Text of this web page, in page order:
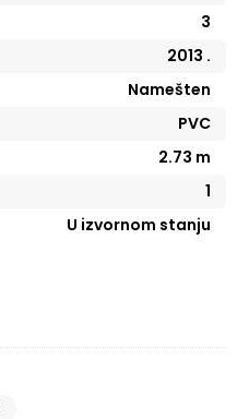
3
2013 .
Namešten
PVC
2.73 m
1
U izvornom stanju